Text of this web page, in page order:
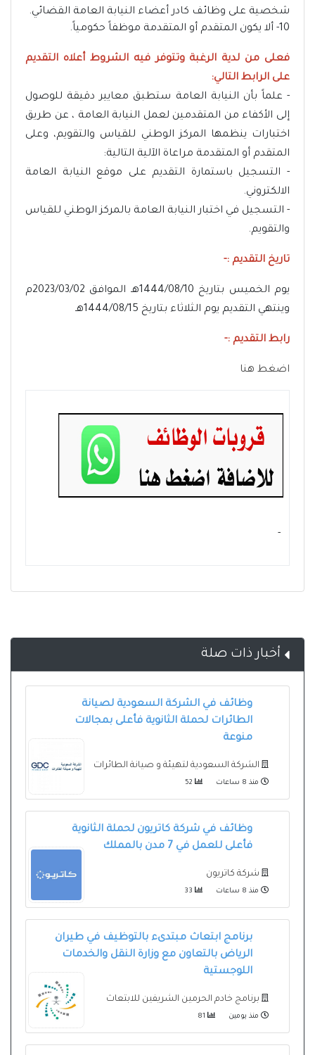
شخصية على وظائف كادر أعضاء النيابة العامة القضائي.
10- ألا يكون المتقدم أو المتقدمة موظفاً حكومياً.
فعلى من لدية الرغبة وتتوفر فيه الشروط أعلاه التقديم
على الرابط التالي:
- علماً بأن النيابة العامة ستطبق معايير دقيقة للوصول
إلى الأكفاء من المتقدمين لعمل النيابة العامة ، عن طريق
اختبارات ينظمها المركز الوطني للقياس والتقويم، وعلى
المتقدم أو المتقدمة مراعاة الآلية التالية:
- التسجيل باستمارة التقديم على موقع النيابة العامة
الالكتروني.
- التسجيل في اختبار النيابة العامة بالمركز الوطني للقياس
والتقويم.
تاريخ التقديم :-
يوم الخميس بتاريخ 1444/08/10هـ الموافق 2023/03/02م
وينتهي التقديم يوم الثلاثاء بتاريخ 1444/08/15هـ
رابط التقديم :-
اضغط هنا
- ‏
أخبار ذات صلة
وظائف في الشركة السعودية لصيانة
الطائرات لحملة الثانوية فأعلى بمجالات
منوعة
الشركة السعودية لتهيئة و صيانة الطائرات
منذ 8 ساعات
وظائف في شركة كاتريون لحملة الثانوية
فأعلى للعمل في 7 مدن بالمملك
شركة كاتريون
منذ 8 ساعات
برنامج ابتعاث مبتدىء بالتوظيف في طيران
الرياض بالتعاون مع وزارة النقل والخدمات
اللوجستية
برنامج خادم الحرمين الشريفين للابتعاث
منذ يومين